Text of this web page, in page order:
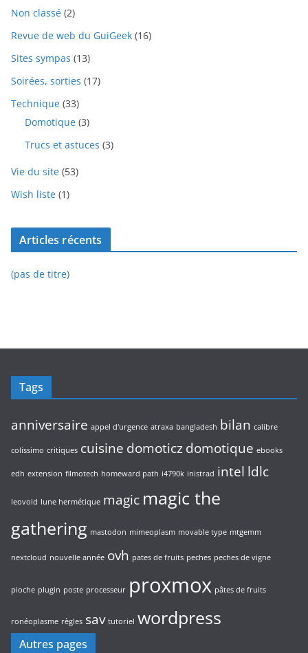
Non classé (2)
Revue de web du GuiGeek (16)
Sites sympas (13)
Soirées, sorties (17)
Technique (33)
Domotique (3)
Trucs et astuces (3)
Vie du site (53)
Wish liste (1)
Articles récents
(pas de titre)
Tags
anniversaire appel d'urgence atraxa bangladesh bilan calibre
colissimo critiques cuisine domoticzdomotique ebooks
edh extension filmotech homeward path i4790k inistrad intel ldlc
leovold lune hermétique magic magic the
gathering mastodon mimeoplasm movable type mtgemm
nextcloud nouvelle année ovh pates de fruits peches peches de vigne
pioche plugin poste processeur proxmox pâtes de fruits
ronéoplasme règles sav tutoriel wordpress
Autres pages